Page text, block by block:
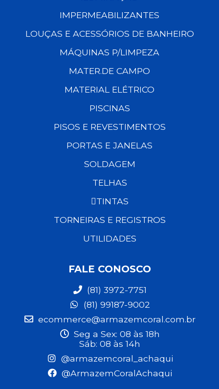
IMPERMEABILIZANTES
LOUÇAS E ACESSÓRIOS DE BANHEIRO
MÁQUINAS P/LIMPEZA
MATER.DE CAMPO
MATERIAL ELÉTRICO
PISCINAS
PISOS E REVESTIMENTOS
PORTAS E JANELAS
SOLDAGEM
TELHAS
TINTAS
TORNEIRAS E REGISTROS
UTILIDADES
FALE CONOSCO
(81) 3972-7751
(81) 99187-9002
ecommerce@armazemcoral.com.br
Seg a Sex: 08 às 18h
Sáb: 08 às 14h
@armazemcoral_achaqui
@ArmazemCoralAchaqui